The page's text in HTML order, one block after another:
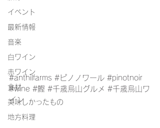
イベント
最新情報
音楽
白ワイン
赤ワイン
食材
美味しかったもの
地方料理
#anthilfarms #ピノノワール #pinotnoir
#wine #鰹 #千歳烏山グルメ #千歳烏山ワ
イン